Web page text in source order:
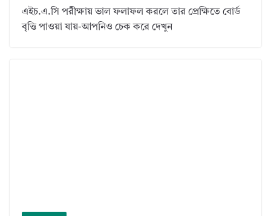
এইচ.এ.সি পরীক্ষায় ভাল ফলাফল করলে তার প্রেক্ষিতে বোর্ড
বৃত্তি পাওয়া যায়-আপনিও চেক করে দেখুন